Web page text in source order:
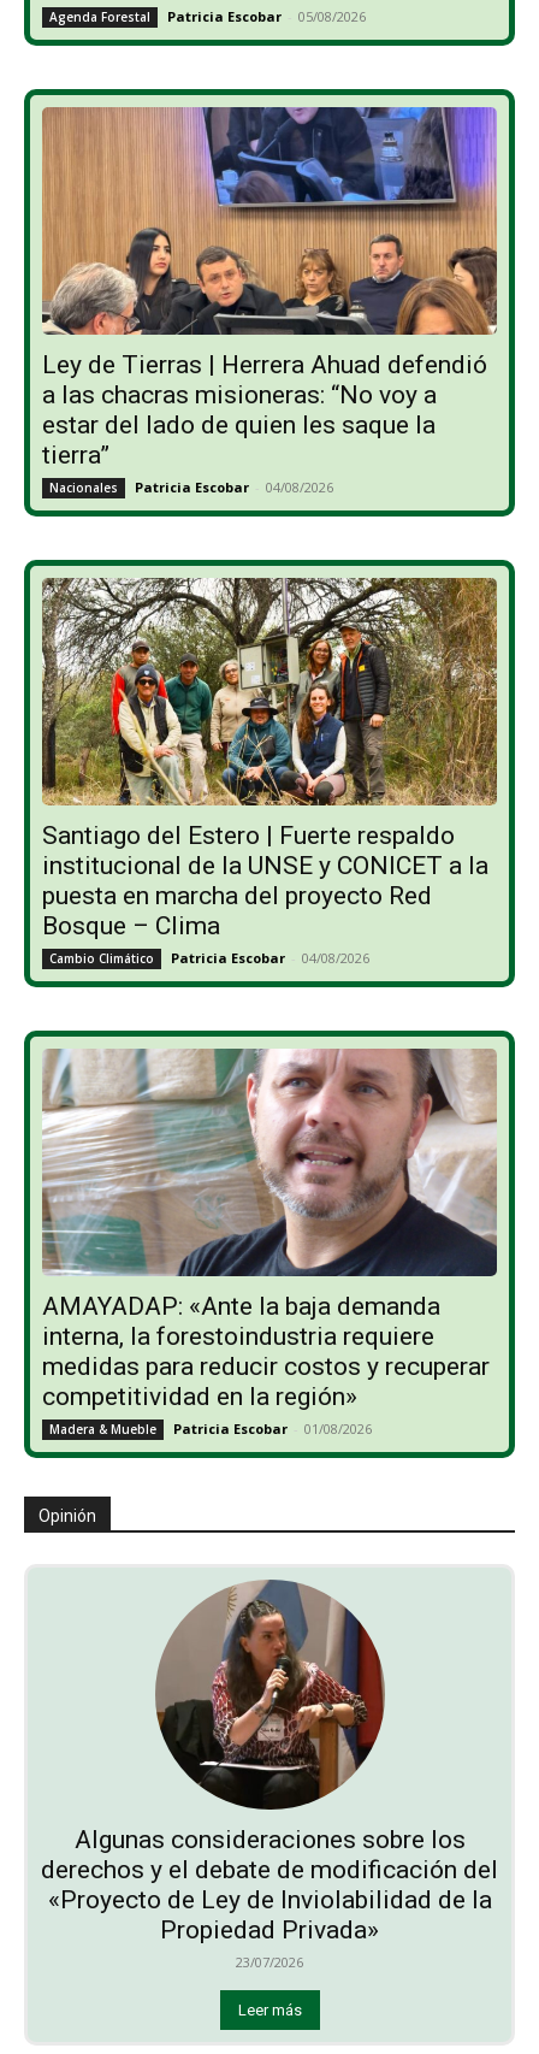
Agenda Forestal Patricia Escobar - 05/08/2026
Ley de Tierras | Herrera Ahuad defendió
a las chacras misioneras: “No voy a
estar del lado de quien les saque la
tierra”
Nacionales Patricia Escobar - 04/08/2026
Santiago del Estero | Fuerte respaldo
institucional de la UNSE y CONICET a la
puesta en marcha del proyecto Red
Bosque – Clima
Cambio Climático Patricia Escobar - 04/08/2026
AMAYADAP: «Ante la baja demanda
interna, la forestoindustria requiere
medidas para reducir costos y recuperar
competitividad en la región»
Madera & Mueble Patricia Escobar - 01/08/2026
Opinión
Algunas consideraciones sobre los
derechos y el debate de modificación del
«Proyecto de Ley de Inviolabilidad de la
Propiedad Privada»
23/07/2026
Leer más